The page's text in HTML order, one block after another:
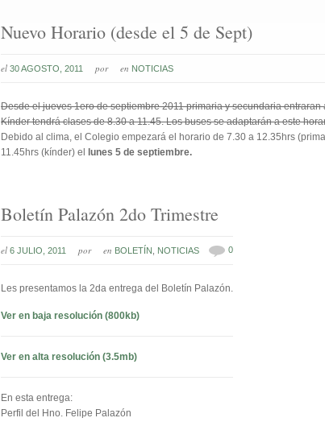
Nuevo Horario (desde el 5 de Sept)
el 30 AGOSTO, 2011 por en NOTICIAS
Desde el jueves 1ero de septiembre 2011 primaria y secundaria
Kínder tendrá clases de 8.30 a 11.45. Los buses se adaptarán a este
Debido al clima, el Colegio empezará el horario de 7.30 a 12.35hrs
11.45hrs (kínder) el
lunes 5 de septiembre.
Boletín Palazón 2do Trimestre
el 6 JULIO, 2011 por en BOLETÍN NOTICIAS 0
Les presentamos la 2da entrega del Boletín Palazón.
Ver en baja resolución (800kb)
Ver en alta resolución (3.5mb)
En esta entrega:
Perfil del Hno. Felipe Palazón